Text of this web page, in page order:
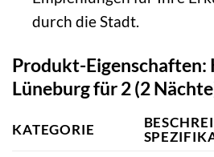
durch die Stadt.
Produkt-Eigenschaften:
Lüneburg für 2 (2
KATEGORIE